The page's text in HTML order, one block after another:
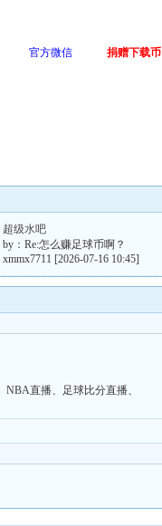
官方微信 捐赠下载币
超级水吧
by： Re:怎么赚足球币啊？
xmmx7711 [2026-07-16 10:45]
直播、足球比分直播、